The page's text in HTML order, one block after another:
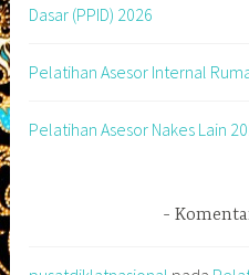
Dasar (PPID) 2026
Pelatihan Asesor Internal
Pelatihan Asesor Nakes Lain